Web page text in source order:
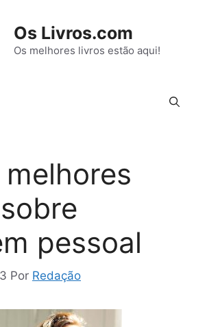
Os Livros.com
Os melhores livros estão aqui!
melhores
pessoal
Por Redação